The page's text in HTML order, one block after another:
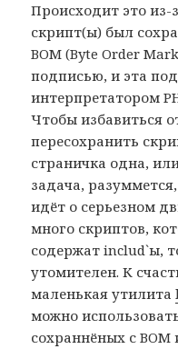
Происходит это из-
скрипт(ы) был
BOM (Byte Order
подписью, и эта
интерпретатором
Чтобы избавиться
пересохранить
страничка одна,
задача,
идёт о серьезном
много скриптов,
содержат includ`ы,
утомителен. К
маленькая утилита
можно
сохраннёных с